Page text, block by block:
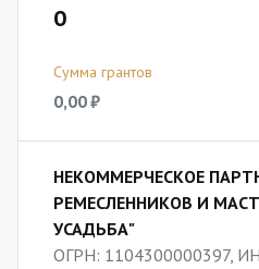
0
Сумма грантов
0,00 ₽
НЕКОММЕРЧЕСКОЕ
РЕМЕСЛЕННИКОВ И
УСАДЬБА"
ОГРН: 1104300000397,